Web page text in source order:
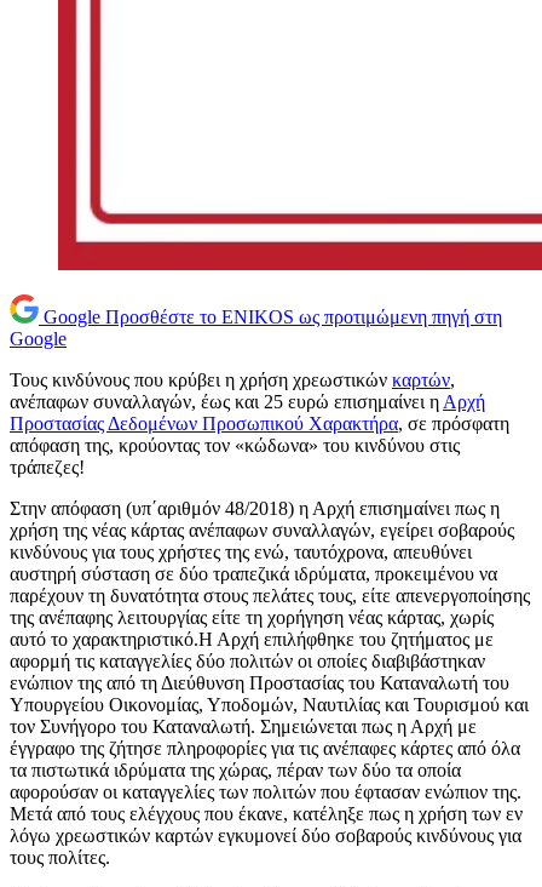
Google Προσθέστε το ENIKOS ως προτιμώμενη πηγή στη
Google
Τους κινδύνους που κρύβει η χρήση χρεωστικών καρτών,
ανέπαφων συναλλαγών, έως και 25 ευρώ επισημαίνει η Αρχή
Προστασίας Δεδομένων Προσωπικού Χαρακτήρα, σε πρόσφατη
απόφαση της, κρούοντας τον «κώδωνα» του κινδύνου στις
τράπεζες!
Στην απόφαση (υπ΄αριθμόν 48/2018) η Αρχή επισημαίνει πως η
χρήση της νέας κάρτας ανέπαφων συναλλαγών, εγείρει σοβαρούς
κινδύνους για τους χρήστες της ενώ, ταυτόχρονα, απευθύνει
αυστηρή σύσταση σε δύο τραπεζικά ιδρύματα, προκειμένου να
παρέχουν τη δυνατότητα στους πελάτες τους, είτε απενεργοποίησης
της ανέπαφης λειτουργίας είτε τη χορήγηση νέας κάρτας, χωρίς
αυτό το χαρακτηριστικό.Η Αρχή επιλήφθηκε του ζητήματος με
αφορμή τις καταγγελίες δύο πολιτών οι οποίες διαβιβάστηκαν
ενώπιον της από τη Διεύθυνση Προστασίας του Καταναλωτή του
Υπουργείου Οικονομίας, Υποδομών, Ναυτιλίας και Τουρισμού και
τον Συνήγορο του Καταναλωτή. Σημειώνεται πως η Αρχή με
έγγραφο της ζήτησε πληροφορίες για τις ανέπαφες κάρτες από όλα
τα πιστωτικά ιδρύματα της χώρας, πέραν των δύο τα οποία
αφορούσαν οι καταγγελίες των πολιτών που έφτασαν ενώπιον της.
Μετά από τους ελέγχους που έκανε, κατέληξε πως η χρήση των εν
λόγω χρεωστικών καρτών εγκυμονεί δύο σοβαρούς κινδύνους για
τους πολίτες.